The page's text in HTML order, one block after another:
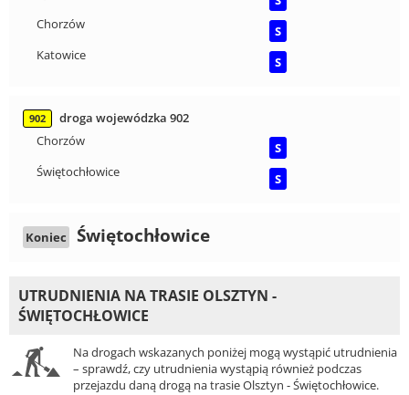
Chorzów
S
Katowice
S
902
droga wojewódzka 902
Chorzów
S
Świętochłowice
S
Koniec Świętochłowice
UTRUDNIENIA NA TRASIE OLSZTYN -
ŚWIĘTOCHŁOWICE
Na drogach wskazanych poniżej mogą wystąpić utrudnienia
– sprawdź, czy utrudnienia wystąpią również podczas
przejazdu daną drogą na trasie Olsztyn - Świętochłowice.